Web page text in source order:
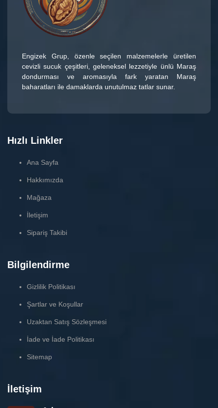
Engizek Grup, özenle seçilen malzemelerle üretilen
cevizli sucuk çeşitleri, geleneksel lezzetiyle ünlü Maraş
dondurması ve aromasıyla fark yaratan Maraş
baharatları ile damaklarda unutulmaz tatlar sunar.
Hızlı Linkler
Ana Sayfa
Hakkımızda
Mağaza
İletişim
Sipariş Takibi
Bilgilendirme
Gizlilik Politikası
Şartlar ve Koşullar
Uzaktan Satış Sözleşmesi
İade ve İade Politikası
Sitemap
İletişim